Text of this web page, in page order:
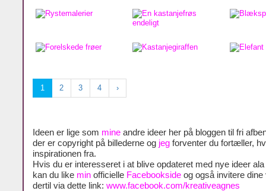
1 2 3 4 ›
Ideen er lige som mine andre ideer her på bloggen til fri
der er copyright på billederne og jeg forventer du fortæller,
inspirationen fra.
Hvis du er interesseret i at blive opdateret med nye ideer
kan du like min officielle Facebookside og også invitere dine
dertil via dette link: www.facebook.com/kreativeagnes